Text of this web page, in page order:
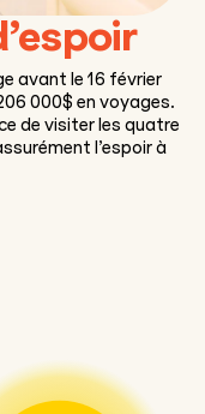
avant le 16 février
000$ en voyages.
de visiter les quatre
l’espoir à